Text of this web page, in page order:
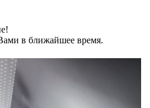
в ближайшее время.